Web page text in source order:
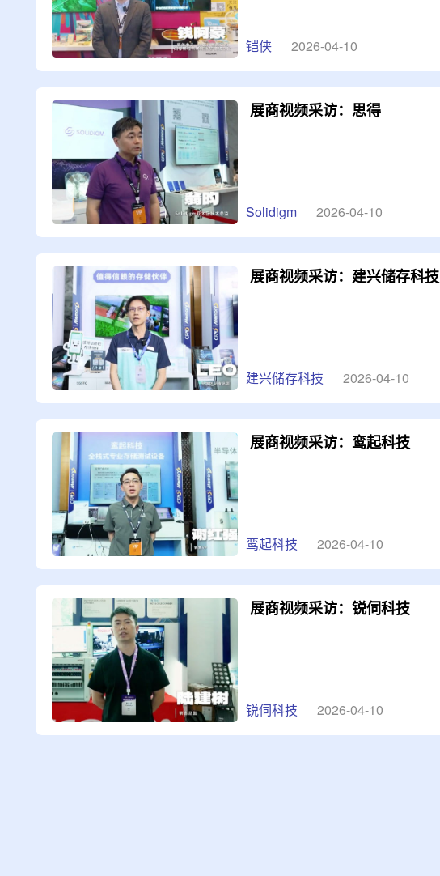
铠侠 2026-04-10
展商视频采访：思得
Solidigm 2026-04-10
展商视频采访：建兴储存科技
建兴储存科技 2026-04-10
展商视频采访：鸾起科技
鸾起科技 2026-04-10
展商视频采访：锐伺科技
锐伺科技 2026-04-10